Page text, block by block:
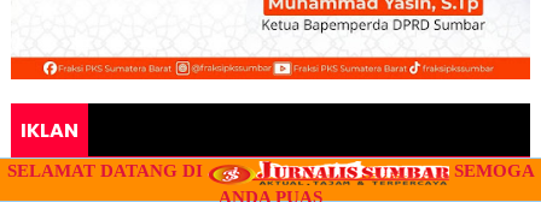
IKLAN
" IKLAN "
SELAMAT DATANG DI
SEMOGA
ANDA PUAS